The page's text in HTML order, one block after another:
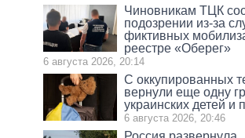
Чиновникам ТЦК
подозрении из-за
фиктивных
реестре «Оберег»
6 августа 2026, 20:14
С оккупированных
вернули еще одну
украинских детей и
6 августа 2026, 20:46